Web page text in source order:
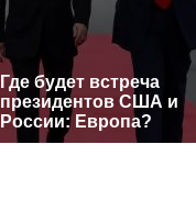
Где будет встреча
президентов США и
России: Европа?